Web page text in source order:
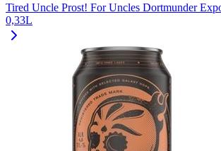
Tired Uncle Prost! For Uncles Dortmunder
0,33L